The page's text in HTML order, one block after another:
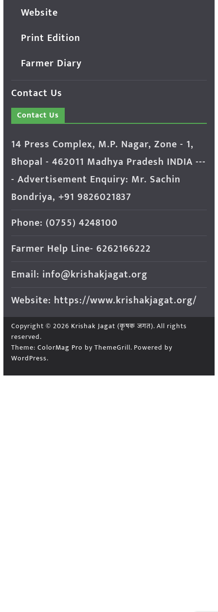
Website
Print Edition
Farmer Diary
Contact Us
Contact Us
14 Press Complex, M.P. Nagar, Zone - 1,
Bhopal - 462011 Madhya Pradesh INDIA ---
- Advertisement Enquiry: Mr. Sachin
Bondriya, +91 9826021837
Phone: (0755) 4248100
Farmer Help Line- 6262166222
Email: info@krishakjagat.org
Website: https://www.krishakjagat.org/
Copyright © 2026 Krishak Jagat (कृषक जगत). All rights
reserved.
Theme: ColorMag Pro by ThemeGrill. Powered by
WordPress.